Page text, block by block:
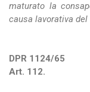
maturato la
causa lavorativa
DPR 1124/65
Art. 112.